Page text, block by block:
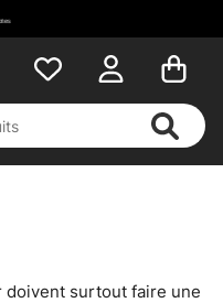
doivent surtout faire une